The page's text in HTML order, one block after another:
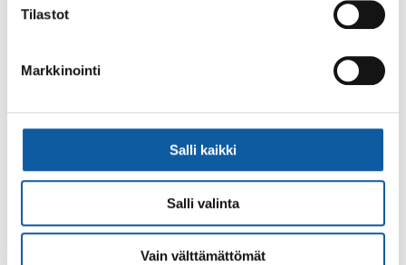
Tilastot
Markkinointi
Salli kaikki
Salli valinta
Vain välttämättömät
Palaute